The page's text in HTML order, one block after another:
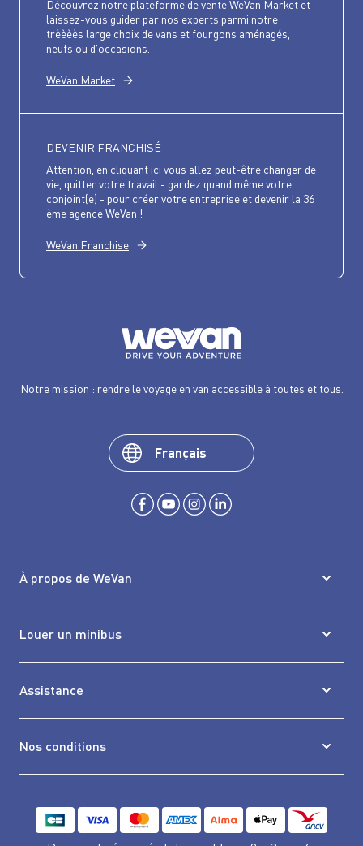
Découvrez notre plateforme de vente WeVan Market et
laissez-vous guider par nos experts parmi notre
trèèèès large choix de vans et fourgons aménagés,
neufs ou d'occasions.
WeVan Market
DEVENIR FRANCHISÉ
Attention, en cliquant ici vous allez peut-être changer de
vie, quitter votre travail - gardez quand même votre
conjoint(e) - pour créer votre entreprise et devenir la 36
ème agence WeVan !
WeVan Franchise
Notre mission : rendre le voyage en van accessible à toutes et tous.
À propos de WeVan
Louer un minibus
Assistance
Nos conditions
Français